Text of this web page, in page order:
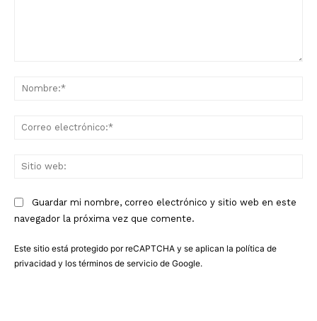
Guardar mi nombre, correo electrónico y sitio web en este
navegador la próxima vez que comente.
Este sitio está protegido por reCAPTCHA y se aplican la política de
privacidad y los términos de servicio de Google.